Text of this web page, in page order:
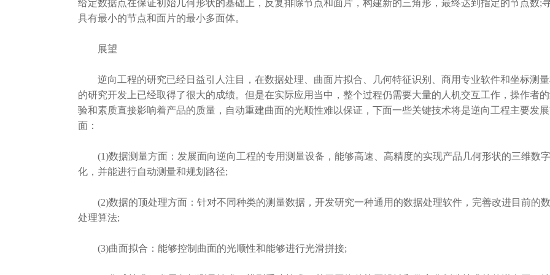
给定数据点在保证初始几何形状的基础上，反复排除节点和面片，构建新的三角形，最终达到指定的节点数;
具有最小的节点和面片的最小多面体。
展望
逆向工程的研究已经日益引人注目，在数据处理、曲面片拟合、几何特征识别、商用专业软件和坐标测
的研究开发上已经取得了很大的成绩。但是在实际应用当中，整个过程仍需要大量的人机交互工作，操作者
验和素质直接影响着产品的质量，自动重建曲面的光顺性难以保证，下面一些关键技术将是逆向工程主要发
面：
(1)数据测量方面：发展面向逆向工程的专用测量设备，能够高速、高精度的实现产品几何形状的三维数字
化，并能进行自动测量和规划路径;
(2)数据的顶处理方面：针对不同种类的测量数据，开发研究一种通用的数据处理软件，完善改进目前的
处理算法;
(3)曲面拟合：能够控制曲面的光顺性和能够进行光滑拼接;